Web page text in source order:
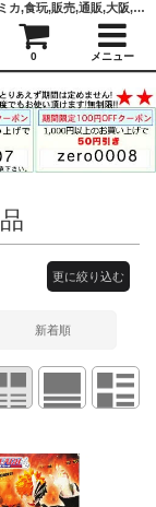
更に絞り込む
新着順
BLEACHーブリーチー関連商品 ｜ガシャポン,フィギュア,トミカ,食玩,販売,通販,大阪,日本橋, 『Toy's Zero』 トイズゼロ
0 メニュー